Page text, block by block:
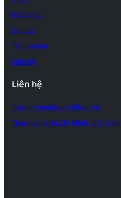
Khóa học
Dịch vụ
Tài nguyên
Liên hệ
Liên hệ
Trangphan@syntellix.io.vn
Thành phố Hồ Chí Minh, Việt Nam